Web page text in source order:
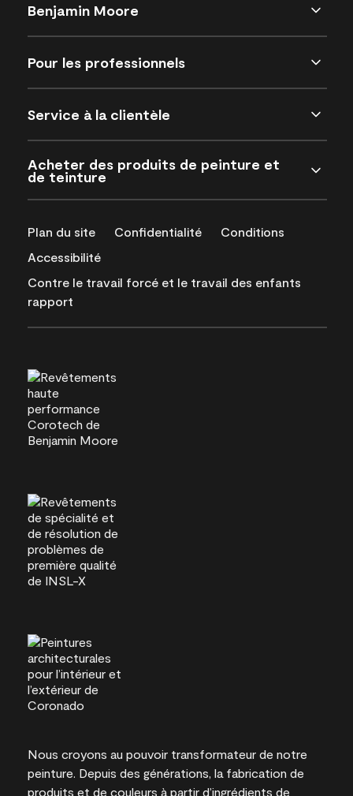
Benjamin Moore
Pour les professionnels
Service à la clientèle
Acheter des produits de peinture et
de teinture
Plan du site Confidentialité
Conditions
Accessibilité
Contre le travail forcé et le travail des enfants
rapport
Nous croyons au pouvoir transformateur de notre
peinture. Depuis des générations, la fabrication de
produits et de couleurs à partir d’ingrédients de